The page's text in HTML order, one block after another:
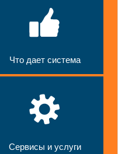
Что дает система
Сервисы и услуги